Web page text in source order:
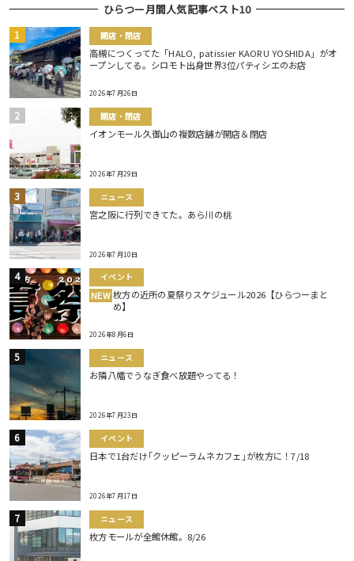
ひらつー月間人気記事ベスト10
開店・閉店
高槻につくってた「HALO, patissier KAORU YOSHIDA」がオ
ープンしてる。シロモト出身世界3位パティシエのお店
2026年7月26日
開店・閉店
イオンモール久御山の複数店舗が開店＆閉店
2026年7月29日
ニュース
宮之阪に行列できてた。あら川の桃
2026年7月10日
イベント
NEW 枚方の近所の夏祭りスケジュール2026【ひらつーまと
め】
2026年8月6日
ニュース
お隣八幡でうなぎ食べ放題やってる！
2026年7月23日
イベント
日本で1台だけ｢クッピーラムネカフェ｣が枚方に！7/18
2026年7月17日
ニュース
枚方モールが全館休館。8/26